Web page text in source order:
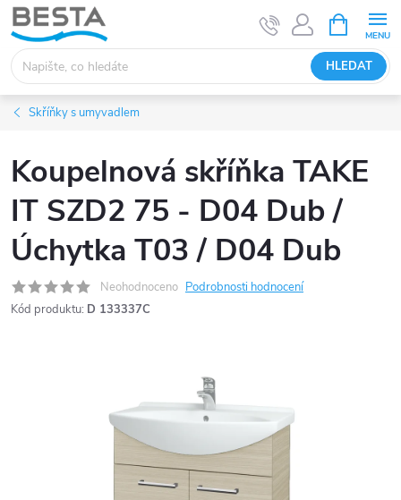
Přejít
na
obsah
HLEDAT
NÁKUPNÍ
KOŠÍK
Skříňky s umyvadlem
Koupelnová skříňka TAKE
IT SZD2 75 - D04 Dub /
Úchytka T03 / D04 Dub
Neohodnoceno Podrobnosti hodnocení
Kód produktu: D 133337C